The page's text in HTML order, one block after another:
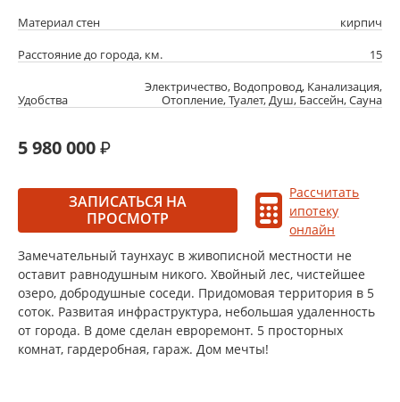
Материал стен
кирпич
Расстояние до города, км.
15
Удобства
Электричество, Водопровод, Канализация,
Отопление, Туалет, Душ, Бассейн, Сауна
5 980 000
ЗАПИСАТЬСЯ НА
ПРОСМОТР
Рассчитать
ипотеку
онлайн
Замечательный таунхаус в живописной местности не
оставит равнодушным никого. Хвойный лес, чистейшее
озеро, добродушные соседи. Придомовая территория в 5
соток. Развитая инфраструктура, небольшая удаленность
от города. В доме сделан евроремонт. 5 просторных
комнат, гардеробная, гараж. Дом мечты!